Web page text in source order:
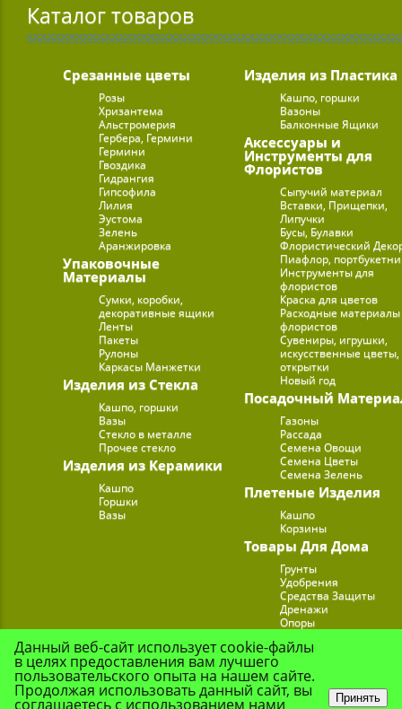
Каталог товаров
Срезанные цветы
Розы
Хризантема
Альстромерия
Гербера, Гермини
Гермини
Гвоздика
Гидрангия
Гипсофила
Лилия
Эустома
Зелень
Аранжировка
Упаковочные
Материалы
Сумки, коробки,
декоративные ящики
Ленты
Пакеты
Рулоны
Каркасы Манжетки
Изделия из Стекла
Кашпо, горшки
Вазы
Стекло в металле
Прочее стекло
Изделия из Керамики
Кашпо
Горшки
Вазы
Изделия из Пластика
Кашпо, горшки
Вазоны
Балконные Ящики
Аксессуары и
Инструменты для
Флористов
Сыпучий материал
Вставки, Прищепки,
Липучки
Бусы, Булавки
Флористический
Пиафлор,
Инструменты для
флористов
Краска для цветов
Расходные
флористов
Сувениры, игрушки,
искусственные цветы,
открытки
Новый год
Посадочный
Газоны
Рассада
Семена Овощи
Семена Цветы
Семена Зелень
Плетеные Изделия
Кашпо
Корзины
Товары Для Дома
Грунты
Удобрения
Средства Защиты
Дренажи
Опоры
Подставки для Цветов
Данный веб-сайт использует cookie-файлы
в целях предоставления вам лучшего
пользовательского опыта на нашем сайте.
Продолжая использовать данный сайт, вы
соглашаетесь с использованием нами Принять